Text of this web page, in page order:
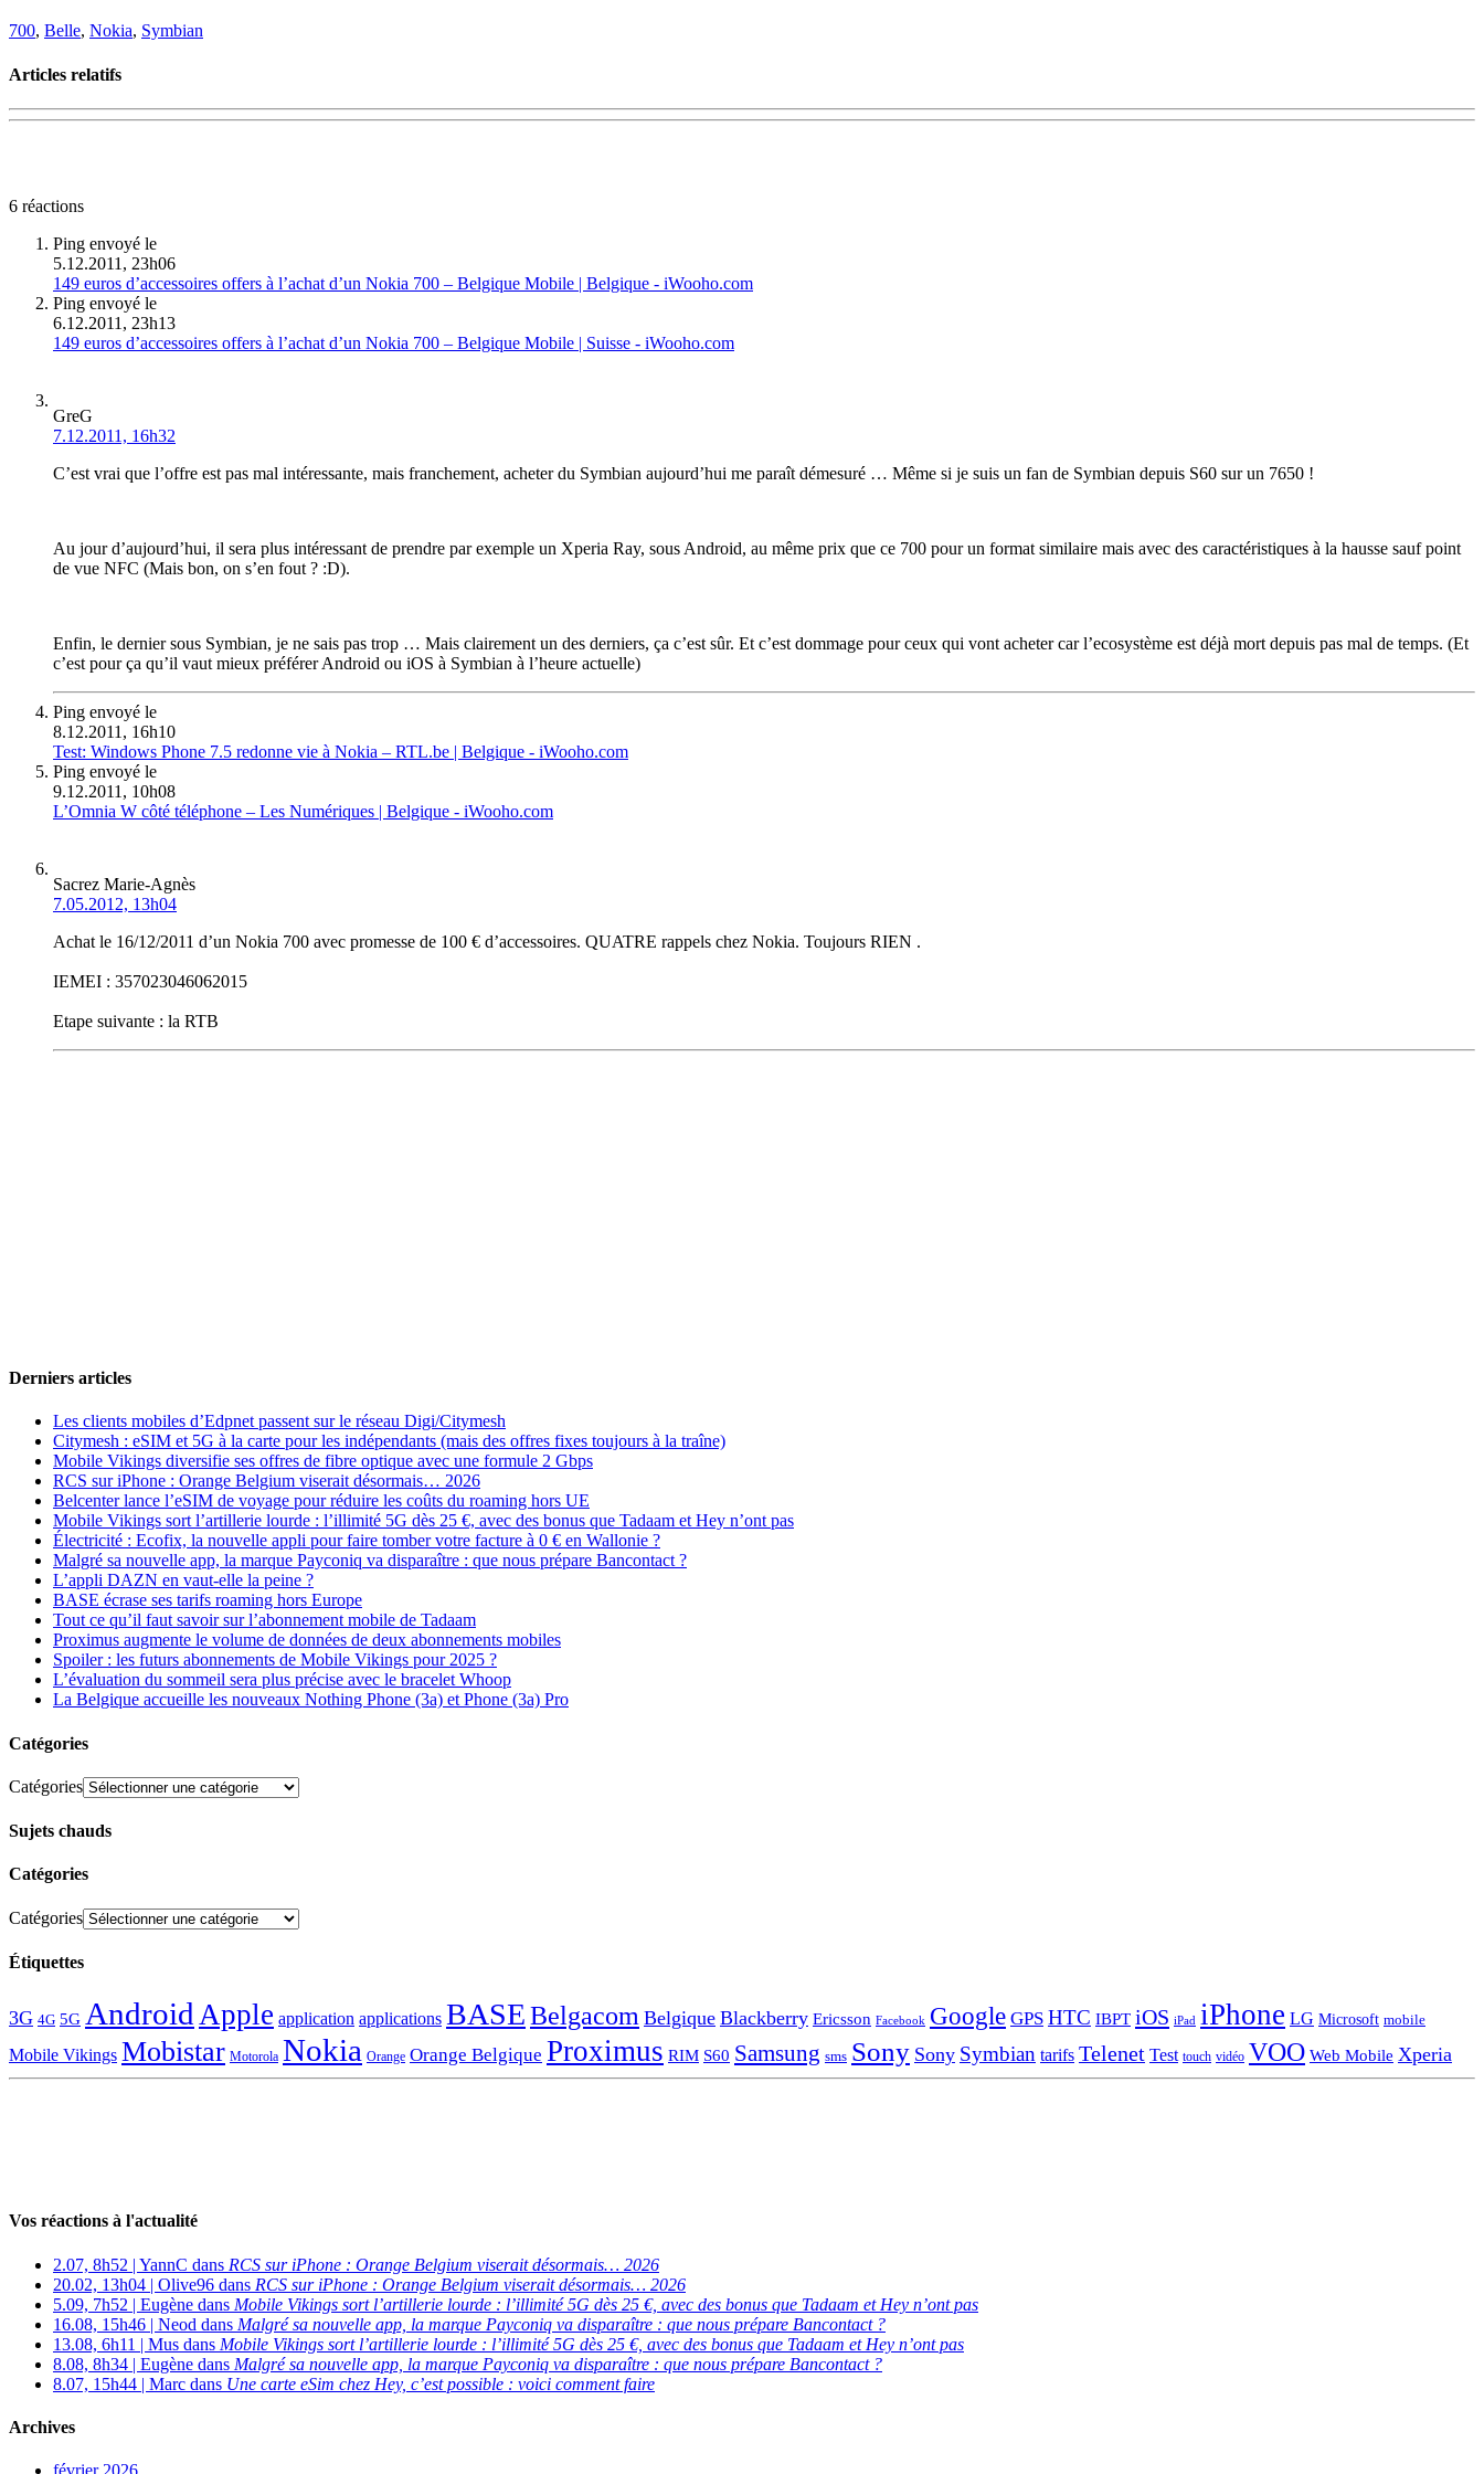
700, Belle, Nokia, Symbian
Articles relatifs
6 réactions
Ping envoyé le
5.12.2011, 23h06
149 euros d’accessoires offers à l’achat d’un Nokia 700 – Belgique Mobile | Belgique - iWooho.com
Ping envoyé le
6.12.2011, 23h13
149 euros d’accessoires offers à l’achat d’un Nokia 700 – Belgique Mobile | Suisse - iWooho.com
GreG
7.12.2011, 16h32
C’est vrai que l’offre est pas mal intéressante, mais franchement, acheter du Symbian aujourd’hui me paraît démesuré … Même si je suis un fan de Symbian depuis S60 sur un 7650 !
Au jour d’aujourd’hui, il sera plus intéressant de prendre par exemple un Xperia Ray, sous Android, au même prix que ce 700 pour un format similaire mais avec des caractéristiques à la hausse sauf point
de vue NFC (Mais bon, on s’en fout ? :D).
Enfin, le dernier sous Symbian, je ne sais pas trop … Mais clairement un des derniers, ça c’est sûr. Et c’est dommage pour ceux qui vont acheter car l’ecosystème est déjà mort depuis pas mal de temps. (Et
c’est pour ça qu’il vaut mieux préférer Android ou iOS à Symbian à l’heure actuelle)
Ping envoyé le
8.12.2011, 16h10
Test: Windows Phone 7.5 redonne vie à Nokia – RTL.be | Belgique - iWooho.com
Ping envoyé le
9.12.2011, 10h08
L’Omnia W côté téléphone – Les Numériques | Belgique - iWooho.com
Sacrez Marie-Agnès
7.05.2012, 13h04
Achat le 16/12/2011 d’un Nokia 700 avec promesse de 100 € d’accessoires. QUATRE rappels chez Nokia. Toujours RIEN .
IEMEI : 357023046062015
Etape suivante : la RTB
Derniers articles
Les clients mobiles d’Edpnet passent sur le réseau Digi/Citymesh
Citymesh : eSIM et 5G à la carte pour les indépendants (mais des offres fixes toujours à la traîne)
Mobile Vikings diversifie ses offres de fibre optique avec une formule 2 Gbps
RCS sur iPhone : Orange Belgium viserait désormais… 2026
Belcenter lance l’eSIM de voyage pour réduire les coûts du roaming hors UE
Mobile Vikings sort l’artillerie lourde : l’illimité 5G dès 25 €, avec des bonus que Tadaam et Hey n’ont pas
Électricité : Ecofix, la nouvelle appli pour faire tomber votre facture à 0 € en Wallonie ?
Malgré sa nouvelle app, la marque Payconiq va disparaître : que nous prépare Bancontact ?
L’appli DAZN en vaut-elle la peine ?
BASE écrase ses tarifs roaming hors Europe
Tout ce qu’il faut savoir sur l’abonnement mobile de Tadaam
Proximus augmente le volume de données de deux abonnements mobiles
Spoiler : les futurs abonnements de Mobile Vikings pour 2025 ?
L’évaluation du sommeil sera plus précise avec le bracelet Whoop
La Belgique accueille les nouveaux Nothing Phone (3a) et Phone (3a) Pro
Catégories
Catégories
Sujets chauds
Catégories
Catégories
Étiquettes
3G 4G 5G Android Apple application applications BASEBelgacom Belgique Blackberry Ericsson Facebook Google GPS HTC IBPT iOS iPad iPhone LG Microsoft mobile
Mobile Vikings Mobistar Motorola Nokia Orange Orange Belgique Proximus RIM S60 Samsung sms Sony Sony Symbian tarifs Telenet Test touch vidéo VOO Web Mobile Xperia
Vos réactions à l'actualité
2.07, 8h52 | YannC dans RCS sur iPhone : Orange Belgium viserait désormais… 2026
20.02, 13h04 | Olive96 dans RCS sur iPhone : Orange Belgium viserait désormais… 2026
5.09, 7h52 | Eugène dans Mobile Vikings sort l’artillerie lourde : l’illimité 5G dès 25 €, avec des bonus que Tadaam et Hey n’ont pas
16.08, 15h46 | Neod dans Malgré sa nouvelle app, la marque Payconiq va disparaître : que nous prépare Bancontact ?
13.08, 6h11 | Mus dans Mobile Vikings sort l’artillerie lourde : l’illimité 5G dès 25 €, avec des bonus que Tadaam et Hey n’ont pas
8.08, 8h34 | Eugène dans Malgré sa nouvelle app, la marque Payconiq va disparaître : que nous prépare Bancontact ?
8.07, 15h44 | Marc dans Une carte eSim chez Hey, c’est possible : voici comment faire
Archives